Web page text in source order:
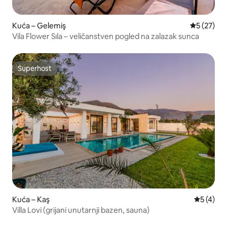
Kuća – Gelemiş Prosječna
5 (27)
Vila Flower Sıla – veličanstven pogled na zalazak sunca
Superhost
Superhost
Kuća – Kaş
5 (4)
Villa Lovi (grijani unutarnji bazen, sauna)